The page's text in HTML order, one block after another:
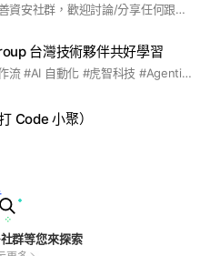
歡迎入門/小白的新手友善資安社群，歡迎討論/分享任何跟資安有關的議題，不歡迎來打廣告的~ 本社群只接受不用還款的借款還有每天漲停的股票，其他都會嚴格禁止XD
台灣技術夥伴共好學習
#n8n #AI agent #AI 工作流 #AI 自動化 #虎智科技 #Agentic #AI Workflow #Zapier #Flowise #OpenWebUI #Make #AI自動化工具 #AI自動化工具流
Code 小聚）
群等您來探索